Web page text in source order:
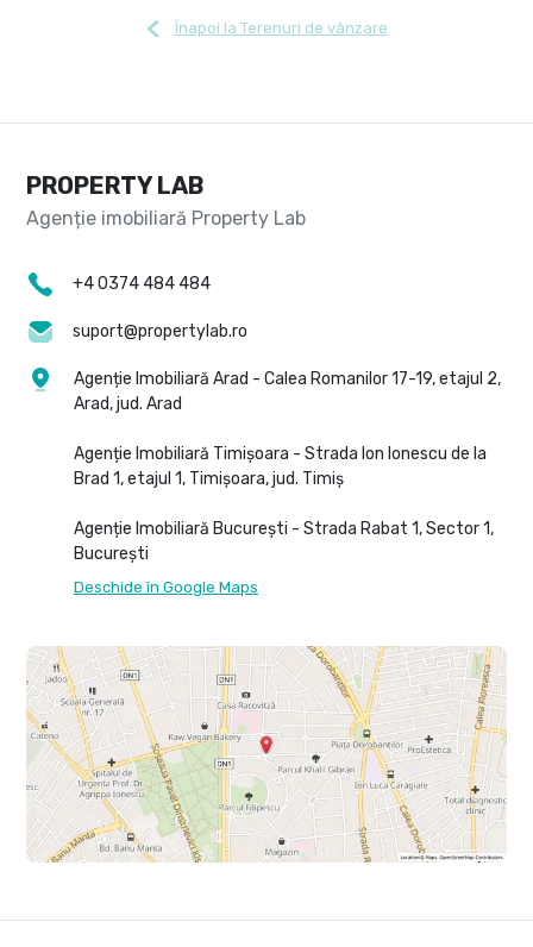
Înapoi la Terenuri de vânzare
PROPERTY LAB
+4 0374 484 484
suport@propertylab.ro
Agenție Imobiliară Arad - Calea Romanilor 17-19, etajul 2,
Arad, jud. Arad
Agenție Imobiliară Timișoara - Strada Ion Ionescu de la
Brad 1, etajul 1, Timișoara, jud. Timiș
Agenție Imobiliară București - Strada Rabat 1, Sector 1,
București
Deschide în Google Maps